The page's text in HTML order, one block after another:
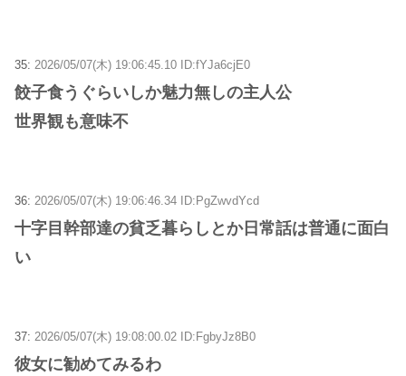
35: 2026/05/07(木) 19:06:45.10 ID:fYJa6cjE0
餃子食うぐらいしか魅力無しの主人公
世界観も意味不
36: 2026/05/07(木) 19:06:46.34 ID:PgZwvdYcd
十字目幹部達の貧乏暮らしとか日常話は普通に面白
い
37: 2026/05/07(木) 19:08:00.02 ID:FgbyJz8B0
彼女に勧めてみるわ